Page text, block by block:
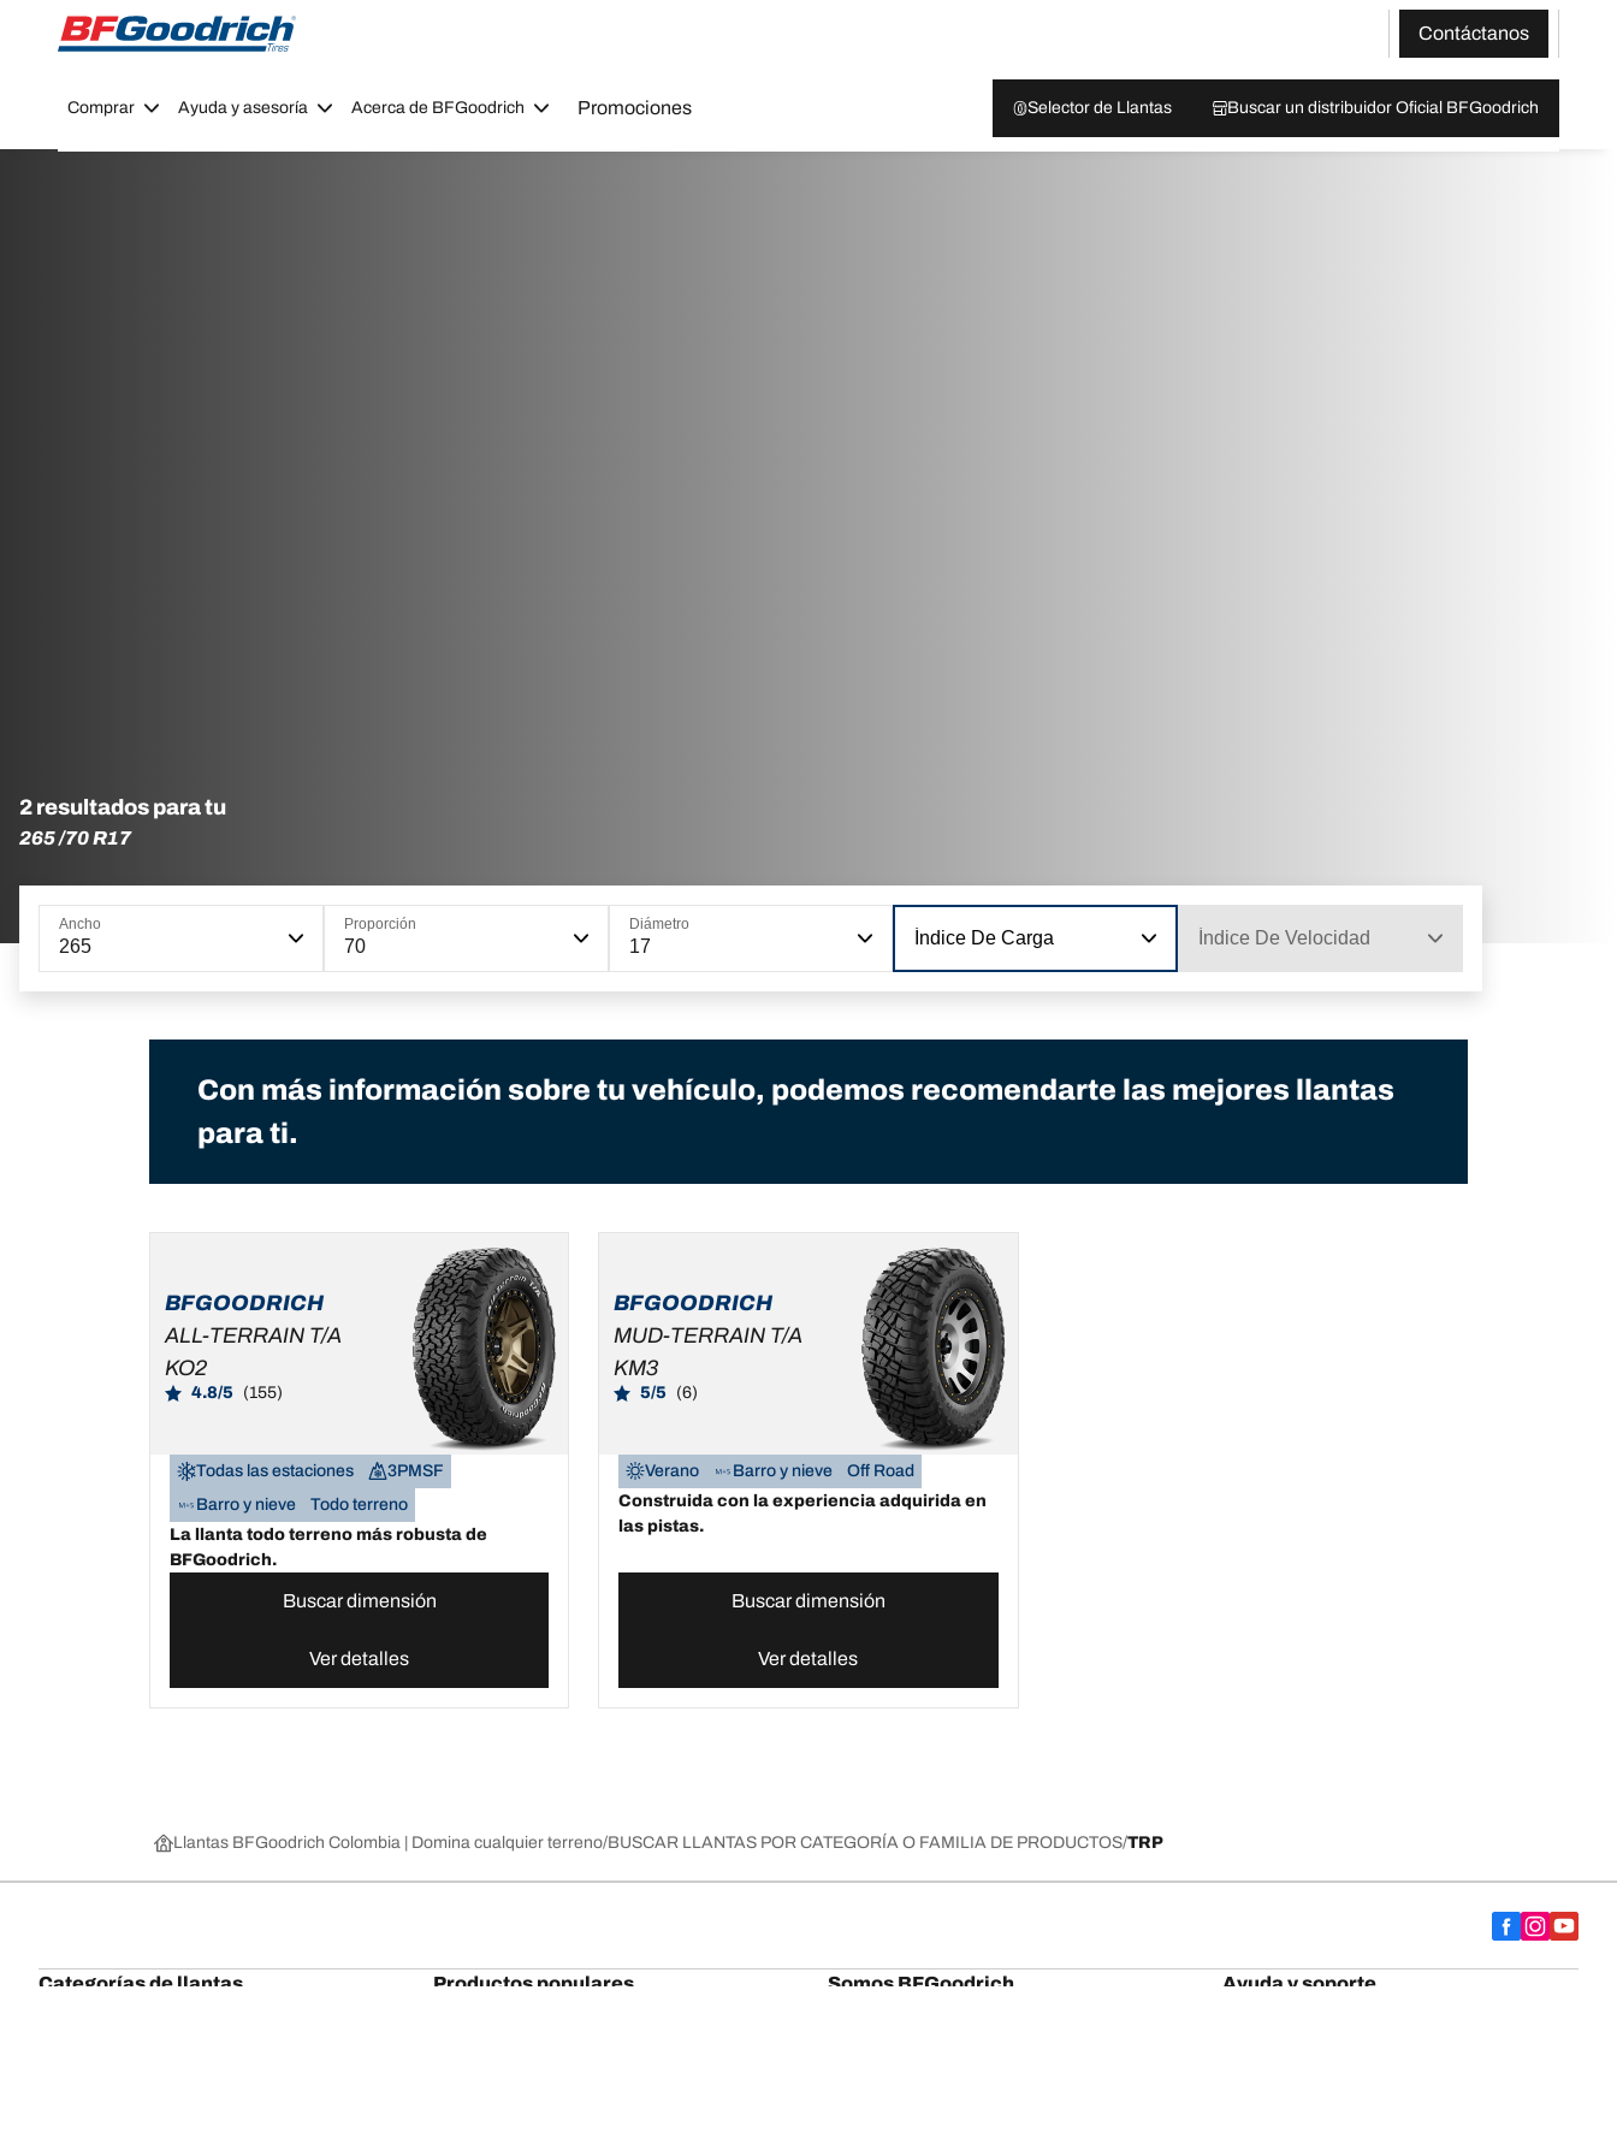
Go to page content
Go to page navigation
Contáctanos
Comprar Ayuda y asesoría Acerca de BFGoodrich Promociones Selector de Llantas Buscar un distribuidor Oficial BFGoodrich
2 resultados para tu
265 /70 R17
Ancho
265
Proporción
70
Diámetro
17 Índice De Carga Índice De Velocidad
Con más información sobre tu vehículo, podemos recomendarte las mejores llantas
para ti.
BFGOODRICH
ALL-TERRAIN T/A
KO2
4.8/5 (155)
Todas las estaciones
3PMSF
Barro y nieve
Todo terreno
La llanta todo terreno más robusta de
BFGoodrich.
Buscar dimensión
Ver detalles
BFGOODRICH
MUD-TERRAIN T/A
KM3
5/5 (6)
Verano Barro y nieve
Off Road
Construida con la experiencia adquirida en
las pistas.
Buscar dimensión
Ver detalles
Llantas BFGoodrich Colombia | Domina cualquier terreno BUSCAR LLANTAS POR CATEGORÍA O FAMILIA DE PRODUCTOS TRP
Categorías de llantas Productos populares Somos BFGoodrich Ayuda y soporte